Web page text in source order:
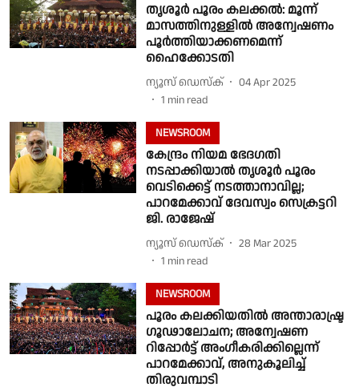
തൃശൂര്‍ പൂരം കലക്കല്‍: മൂന്ന്
മാസത്തിനുള്ളിൽ അന്വേഷണം
പൂർത്തിയാക്കണമെന്ന്
ഹൈക്കോടതി
ന്യൂസ് ഡെസ്ക്
04 Apr 2025
1 min read
NEWSROOM
കേന്ദ്രം നിയമ ഭേദഗതി
നടപ്പാക്കിയാല്‍ തൃശൂര്‍ പൂരം
വെടിക്കെട്ട് നടത്താനാവില്ല;
പാറമേക്കാവ് ദേവസ്വം സെക്രട്ടറി
ജി. രാജേഷ്
ന്യൂസ് ഡെസ്ക്
28 Mar 2025
1 min read
NEWSROOM
പൂരം കലക്കിയതിൽ അന്താരാഷ്ട്ര
ഗൂഢാലോചന; അന്വേഷണ
റിപ്പോർട്ട് അംഗീകരിക്കില്ലെന്ന്
പാറമേക്കാവ്, അനുകൂലിച്ച്
തിരുവമ്പാടി